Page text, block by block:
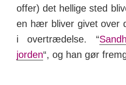
offer) det hel­lige sted
en hær bliver givet over
i over­træd­else. “
jorden“, og han gør